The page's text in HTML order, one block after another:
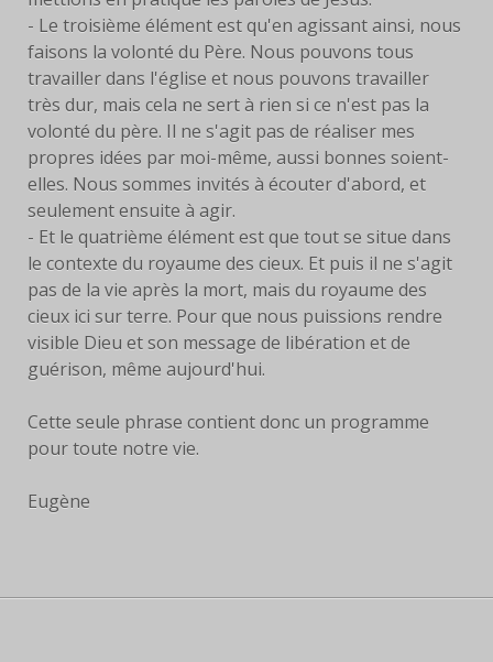
- Le troisième élément est qu'en agissant ainsi, nous
faisons la volonté du Père. Nous pouvons tous
travailler dans l'église et nous pouvons travailler
très dur, mais cela ne sert à rien si ce n'est pas la
volonté du père. Il ne s'agit pas de réaliser mes
propres idées par moi-même, aussi bonnes soient-
elles. Nous sommes invités à écouter d'abord, et
seulement ensuite à agir.
- Et le quatrième élément est que tout se situe dans
le contexte du royaume des cieux. Et puis il ne s'agit
pas de la vie après la mort, mais du royaume des
cieux ici sur terre. Pour que nous puissions rendre
visible Dieu et son message de libération et de
guérison, même aujourd'hui.
Cette seule phrase contient donc un programme
pour toute notre vie.
Eugène